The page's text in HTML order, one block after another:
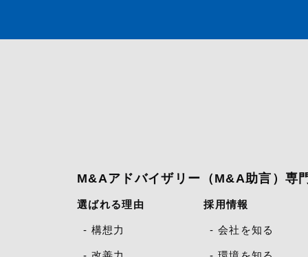
M&Aアドバイザリー（M&A助言）専
選ばれる理由
- 構想力
採用情報
- 会社を知る